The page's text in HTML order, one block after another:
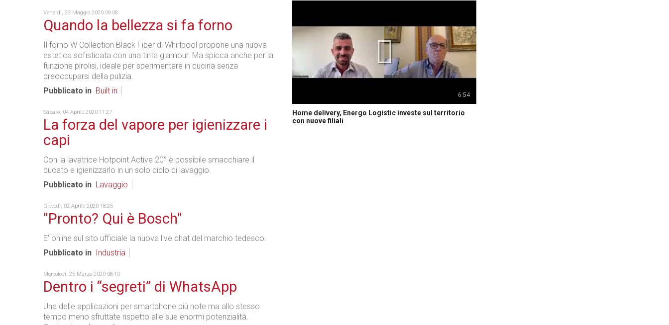
Venerdì, 22 Maggio 2020 09:08
Quando la bellezza si fa forno
Il forno W Collection Black Fiber di Whirlpool propone una nuova
estetica sofisticata con una tinta glamour. Ma spicca anche per la
funzione pirolisi, ideale per sperimentare in cucina senza
preoccuparsi della pulizia.
Pubblicato in Built in
Sabato, 04 Aprile 2020 11:27
La forza del vapore per igienizzare i
capi
Con la lavatrice Hotpoint Active 20° è possibile smacchiare il
bucato e igienizzarlo in un solo ciclo di lavaggio.
Pubblicato in Lavaggio
Giovedì, 02 Aprile 2020 18:25
"Pronto? Qui è Bosch"
E' online sul sito ufficiale la nuova live chat del marchio tedesco.
Pubblicato in
Industria
Mercoledì, 25 Marzo 2020 08:10
Dentro i “segreti” di WhatsApp
Una delle applicazioni per smartphone più note ma allo stesso
tempo meno sfruttate rispetto alle sue enormi potenzialità.
6:54
Home delivery, Energo Logistic investe sul territorio
con nuove filiali